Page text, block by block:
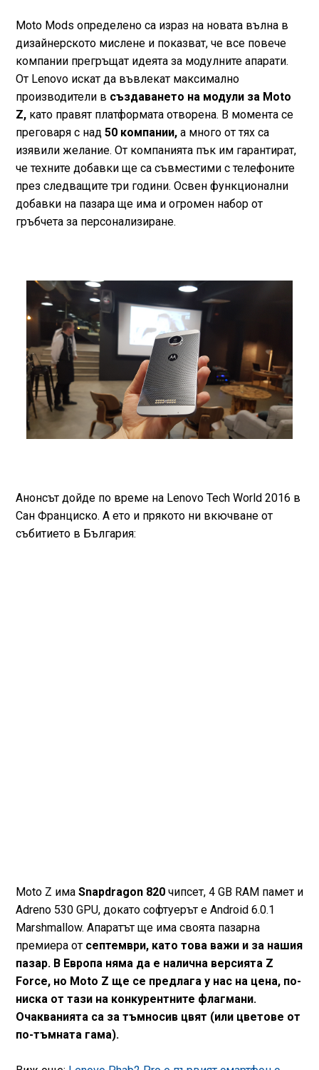
Moto Mods определено са израз на новата вълна в
дизайнерското мислене и показват, че все повече
компании прегръщат идеята за модулните апарати.
От Lenovo искат да въвлекат максимално
производители в създаването на модули за Moto
Z,като правят платформата отворена. В момента се
преговаря с над 50 компании, а много от тях са
изявили желание. От компанията пък им гарантират,
че техните добавки ще са съвместими с телефоните
през следващите три години. Освен функционални
добавки на пазара ще има и огромен набор от
гръбчета за персонализиране.
Анонсът дойде по време на Lenovo Tech World 2016 в
Сан Франциско. А ето и прякото ни вкючване от
събитието в България:
Moto Z има Snapdragon 820чипсет, 4 GB RAM памет и
Adreno 530 GPU, докато софтуерът е Android 6.0.1
Marshmallow. Апаратът ще има своята пазарна
премиера от септември, като това важи и за нашия
пазар. В Европа няма да е налична версията Z
Force, но Moto Z ще се предлага у нас на цена, по-
ниска от тази на конкурентните флагмани.
Очакванията са за тъмносив цвят (или цветове от
по-тъмната гама).